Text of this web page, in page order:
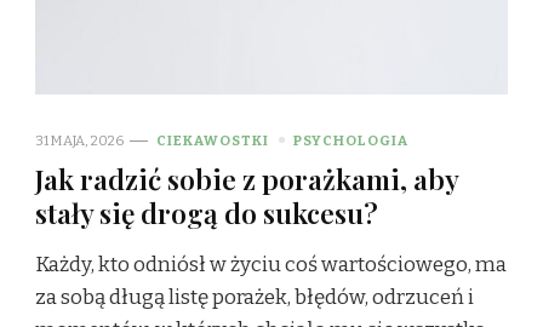
31 MAJA, 2026 CIEKAWOSTKI PSYCHOLOGIA
Jak radzić sobie z porażkami, aby
stały się drogą do sukcesu?
Każdy, kto odniósł w życiu coś wartościowego, ma
za sobą długą listę porażek, błędów, odrzuceń i